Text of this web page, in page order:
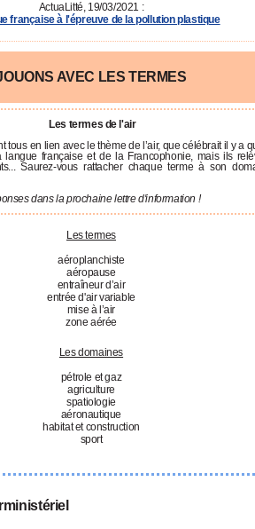
ActuaLitté, 19/03/2021 :
française à l'épreuve de la pollution plastique
AVEC LES TERMES
Les termes de l'air
tous en lien avec le thème de l’air, que célébrait il y a
française et de la Francophonie, mais ils
Saurez-vous rattacher chaque terme à son
dans la prochaine lettre d'information !
Les termes
aéroplanchiste
aéropause
entraîneur d’air
entrée d'air variable
mise à l’air
zone aérée
Les domaines
pétrole et gaz
agriculture
spatiologie
aéronautique
habitat et construction
sport